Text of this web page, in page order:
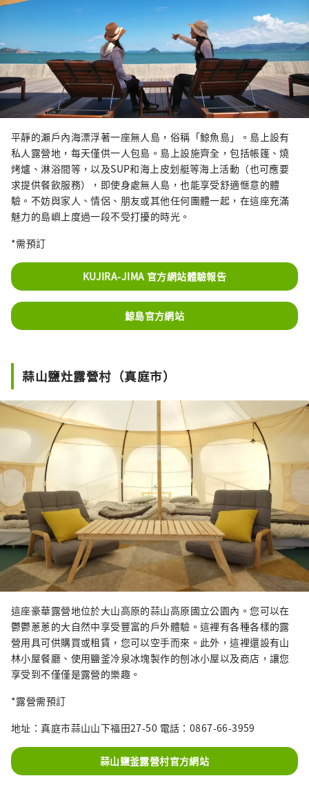
周邊遍布無數古代墓葬，其中最著名的
當屬“築山古墳”和“佐久山古墳”，
此外還有珍貴的文化遺產和歷史遺跡，
例如備中國分國分寺遺址、尼姑庵和鬼
之城。
平靜的瀨戶內海漂浮著一座無人島，俗稱「鯨魚島」。島上設有
私人露營地，每天僅供一人包島。島上設施齊全，包括帳篷、燒
烤爐、淋浴間等，以及SUP和海上皮划艇等海上活動（也可應要
求提供餐飲服務），即使身處無人島，也能享受舒適愜意的體
驗。不妨與家人、情侶、朋友或其他任何團體一起，在這座充滿
魅力的島嶼上度過一段不受打擾的時光。
*需預訂
KUJIRA-JIMA 官方網站體驗報告
鯨島官方網站
蒜山鹽灶露營村（真庭市）
這座豪華露營地位於大山高原的蒜山高原國立公園內。您可以在
鬱鬱蔥蔥的大自然中享受豐富的戶外體驗。這裡有各種各樣的露
營用具可供購買或租賃，您可以空手而來。此外，這裡還設有山
林小屋餐廳、使用鹽釜冷泉冰塊製作的刨冰小屋以及商店，讓您
享受到不僅僅是露營的樂趣。
*露營需預訂
地址：真庭市蒜山山下福田27-50 電話：0867-66-3959
蒜山鹽釜露營村官方網站